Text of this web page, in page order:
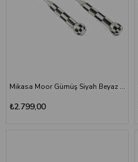
Mikasa Moor Gümüş Siyah Beyaz Dama Desenli Salata Servis Seti 27 cm
₺2.799,00